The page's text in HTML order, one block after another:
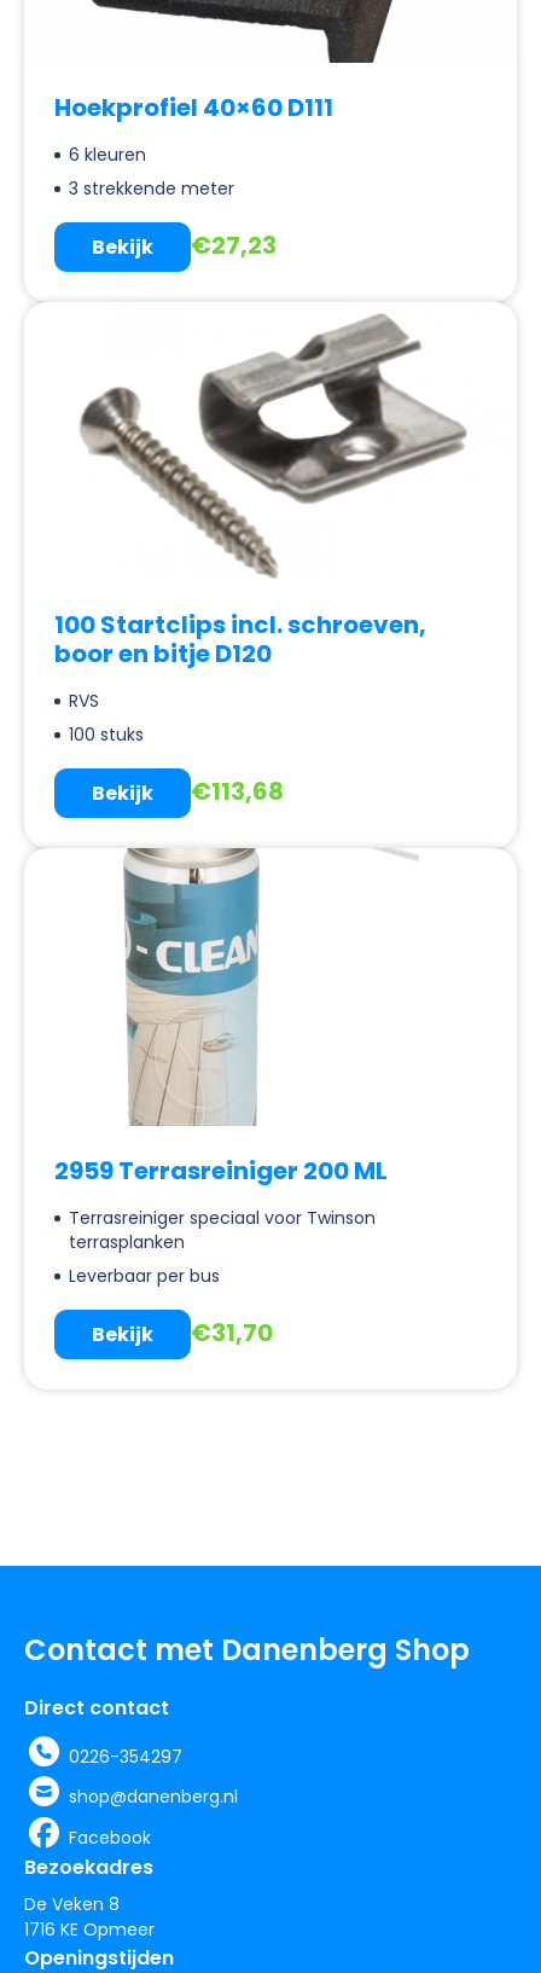
Hoekprofiel 40×60 D111
6 kleuren
3 strekkende meter
€27,23
Bekijk
100 Startclips incl. schroeven,
boor en bitje D120
RVS
100 stuks
€113,68
Bekijk
2959 Terrasreiniger 200 ML
Terrasreiniger speciaal voor Twinson
terrasplanken
Leverbaar per bus
€31,70
Bekijk
Contact met Danenberg Shop
Direct contact
0226-354297
shop@danenberg.nl
Facebook
Bezoekadres
De Veken 8
1716 KE Opmeer
Openingstijden